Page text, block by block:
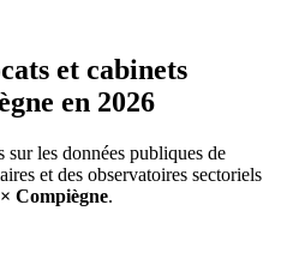
et cabinets
en 2026
les données publiques de
et des observatoires sectoriels
× Compiègne.